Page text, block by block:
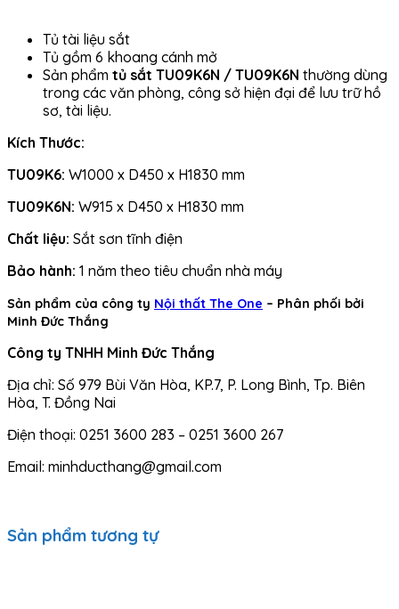
Tủ tài liệu sắt
Tủ gồm 6 khoang cánh mở
Sản phẩm tủ sắt TU09K6N / TU09K6N thường dùng
trong các văn phòng, công sở hiện đại để lưu trữ hồ
sơ, tài liệu.
Kích Thước:
TU09K6: W1000 x D450 x H1830 mm
TU09K6N: W915 x D450 x H1830 mm
Chất liệu: Sắt sơn tĩnh điện
Bảo hành: 1 năm theo tiêu chuẩn nhà máy
Sản phẩm của công ty Nội thất The One – Phân phối bởi
Minh Đức Thắng
Công ty TNHH Minh Đức Thắng
Địa chỉ: Số 979 Bùi Văn Hòa, KP.7, P. Long Bình, Tp. Biên
Hòa, T. Đồng Nai
Điện thoại: 0251 3600 283 – 0251 3600 267
Email: minhducthang@gmail.com
Sản phẩm tương tự